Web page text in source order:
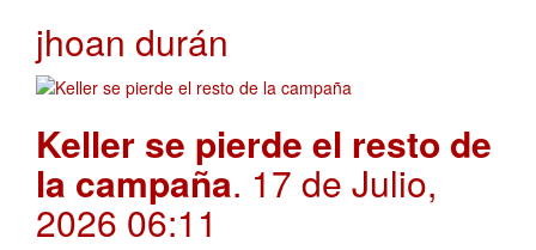
jhoan durán
Keller se pierde el resto de
la campaña. 17 de Julio,
2026 06:11